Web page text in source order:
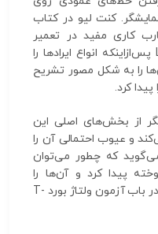
کنت لیو در کتاب
کاری مفید در تعمیر
تلویزیون و نمایشگرهای LCD ،LED پس‌ازاینکه انواع ایرادها را
را به شکل مصور تشریح
کرد.
از بخش‌های اصلی این
و عیوب احتمالی آن را
که چطور می‌توان
پیدا کرد و آن‌ها را
تعویض نمود. در پایان نیز نکاتی را در باب آزمون ولتاژ بورد T-